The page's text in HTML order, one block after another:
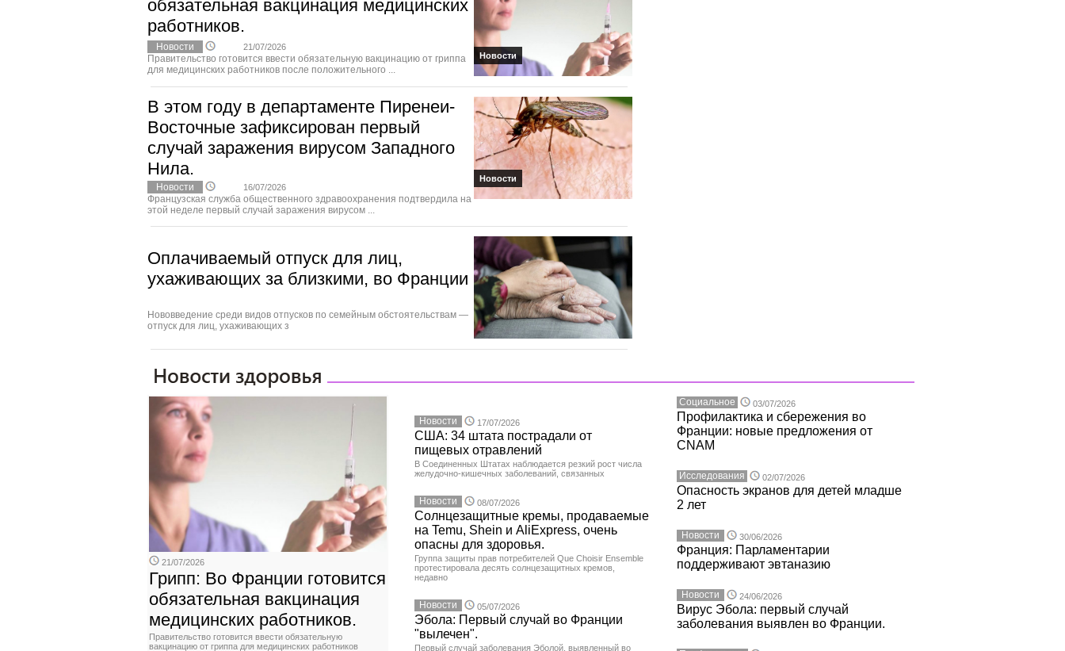
обязательная вакцинация медицинских
работников.
Новости
Новости 21/07/2026
Правительство готовится ввести обязательную вакцинацию от гриппа
для медицинских работников после положительного ...
В этом году в департаменте Пиренеи-
Восточные зафиксирован первый
случай заражения вирусом Западного
Нила.
Новости
Новости 16/07/2026
Французская служба общественного здравоохранения подтвердила на
этой неделе первый случай заражения вирусом ...
Оплачиваемый отпуск для лиц,
ухаживающих за близкими, во Франции
Нововведение среди видов отпусков по семейным обстоятельствам —
отпуск для лиц, ухаживающих з
21/07/2026
Грипп: Во Франции готовится
обязательная вакцинация
медицинских работников.
Правительство готовится ввести обязательную
вакцинацию от гриппа для медицинских работников
Новости 17/07/2026
США: 34 штата пострадали от
пищевых отравлений
В Соединенных Штатах наблюдается резкий рост числа
желудочно-кишечных заболеваний, связанных
Новости 08/07/2026
Солнцезащитные кремы, продаваемые
на Temu, Shein и AliExpress, очень
опасны для здоровья.
Группа защиты прав потребителей Que Choisir Ensemble
протестировала десять солнцезащитных кремов,
недавно
Новости 05/07/2026
Эбола: Первый случай во Франции
"вылечен".
Первый случай заболевания Эболой, выявленный во
Социальное 03/07/2026
Профилактика и сбережения во
Франции: новые предложения от
CNAM
Исследования 02/07/2026
Опасность экранов для детей младше
2 лет
Новости 30/06/2026
Франция: Парламентарии
поддерживают эвтаназию
Новости 24/06/2026
Вирус Эбола: первый случай
заболевания выявлен во Франции.